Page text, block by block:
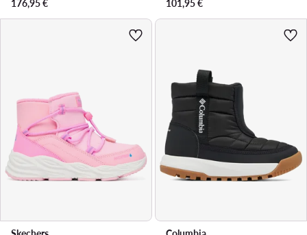
176,95€
101,95€